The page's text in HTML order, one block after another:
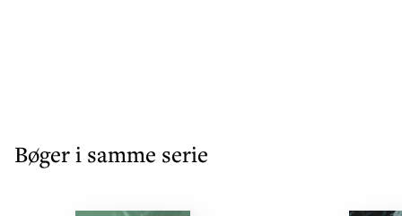
Bøger i samme serie